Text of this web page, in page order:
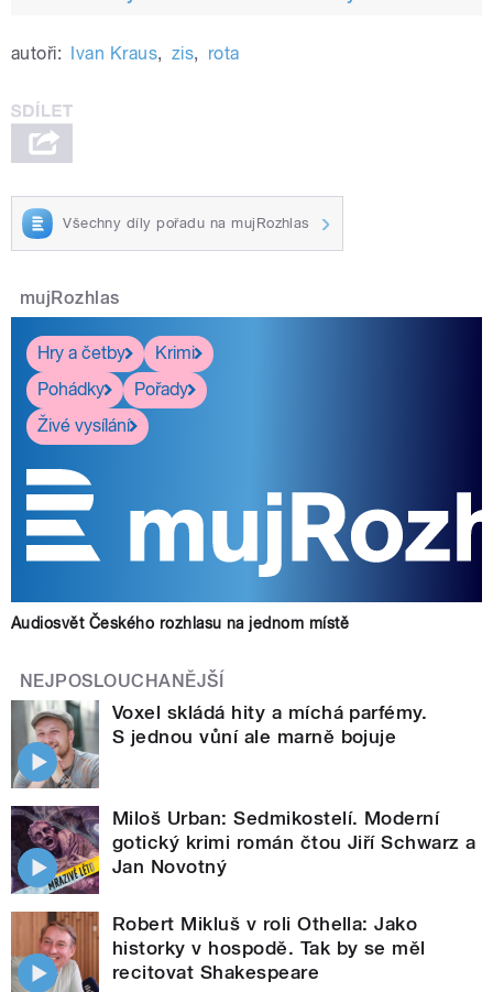
autoři: Ivan Kraus, zis, rota
Všechny díly pořadu na mujRozhlas
mujRozhlas
Hry a četby
Krimi
Pohádky
Pořady
Živé vysílání
Audiosvět Českého rozhlasu na jednom místě
NEJPOSLOUCHANĚJŠÍ
Voxel skládá hity a míchá parfémy.
S jednou vůní ale marně bojuje
Miloš Urban: Sedmikostelí. Moderní
gotický krimi román čtou Jiří Schwarz a
Jan Novotný
Robert Mikluš v roli Othella: Jako
historky v hospodě. Tak by se měl
recitovat Shakespeare